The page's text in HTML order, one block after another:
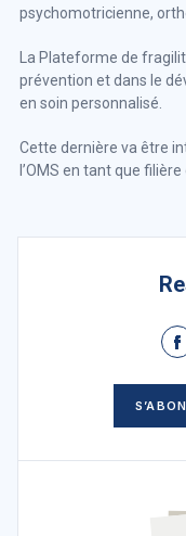
psychomotricienne,
La Plateforme de
prévention et dans le
en soin personnalisé.
Cette dernière va être
l’OMS en tant que